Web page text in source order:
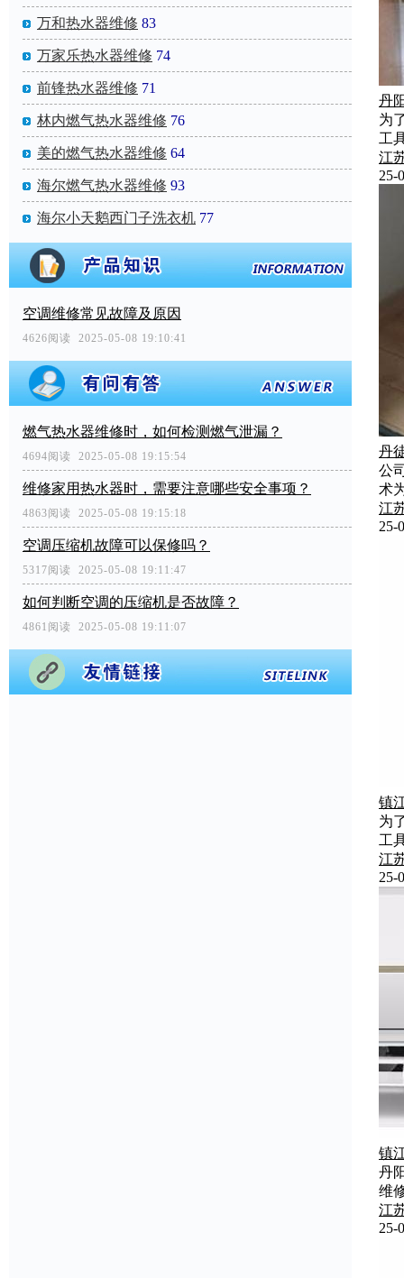
万和热水器维修 83
万家乐热水器维修 74
前锋热水器维修 71
林内燃气热水器维修 76
美的燃气热水器维修 64
海尔燃气热水器维修 93
海尔小天鹅西门子洗衣机 77
空调维修常见故障及原因
4626阅读 2025-05-08 19:10:41
燃气热水器维修时，如何检测燃气泄漏？
4694阅读 2025-05-08 19:15:54
维修家用热水器时，需要注意哪些安全事项？
4863阅读 2025-05-08 19:15:18
空调压缩机故障可以保修吗？
5317阅读 2025-05-08 19:11:47
如何判断空调的压缩机是否故障？
4861阅读 2025-05-08 19:11:07
丹
为
工
江
25-
丹
公
术
江
25-
镇
为
工
江
25-
镇
丹
维
江
25-